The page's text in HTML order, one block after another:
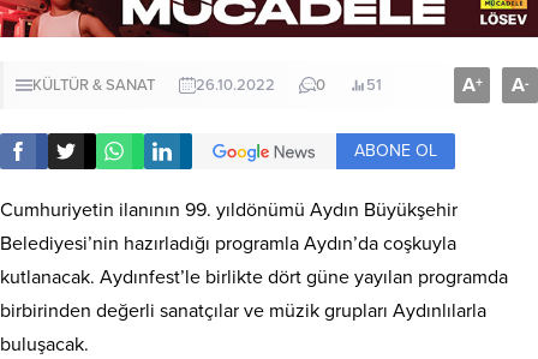
KÜLTÜR & SANAT 26.10.2022 0 51 A+ A-
ABONE OL
Cumhuriyetin ilanının 99. yıldönümü Aydın Büyükşehir
Belediyesi’nin hazırladığı programla Aydın’da coşkuyla
kutlanacak. Aydınfest’le birlikte dört güne yayılan programda
birbirinden değerli sanatçılar ve müzik grupları Aydınlılarla
buluşacak.